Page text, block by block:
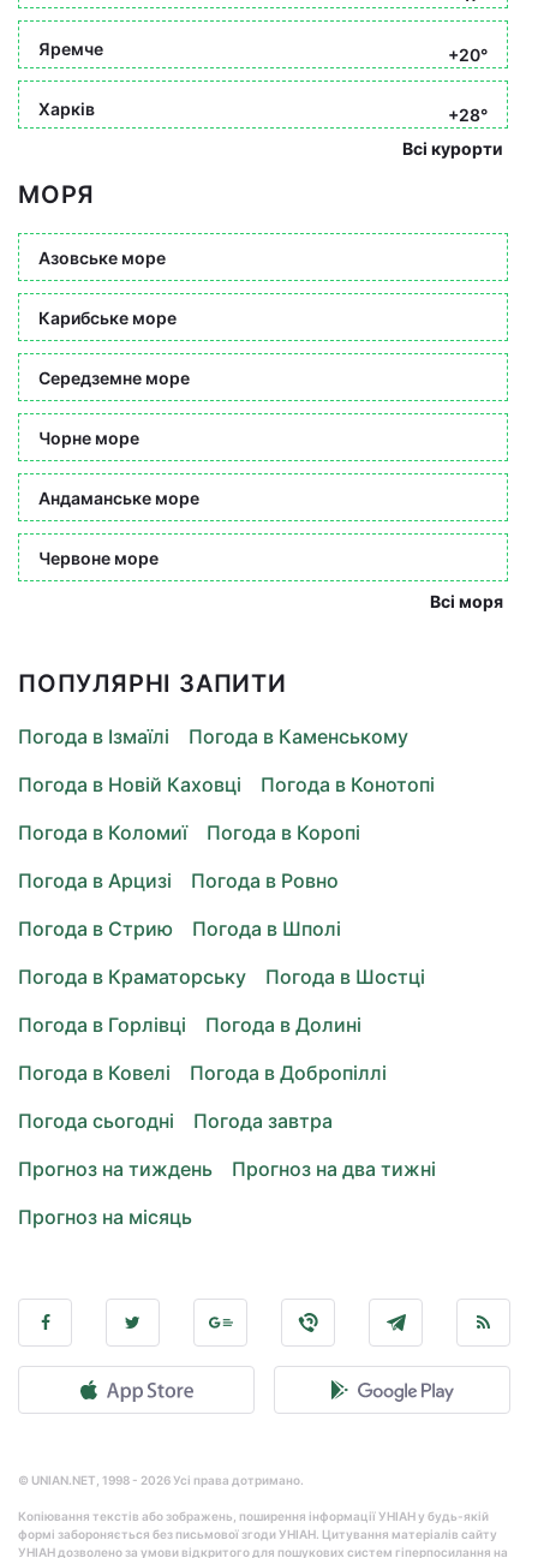
Яремче +20°
Харків
+28°
Всі курорти
МОРЯ
Азовське море
Карибське море
Середземне море
Чорне море
Андаманське море
Червоне море
Всі моря
ПОПУЛЯРНІ ЗАПИТИ
Погода в Ізмаїлі
Погода в Каменському
Погода в Новій Каховці
Погода в Конотопі
Погода в Коломиї
Погода в Коропі
Погода в Арцизі
Погода в Ровно
Погода в Стрию
Погода в Шполі
Погода в Краматорську
Погода в Шостці
Погода в Горлівці
Погода в Долині
Погода в Ковелі
Погода в Добропіллі
Погода сьогодні
Погода завтра
Прогноз на тиждень
Прогноз на два тижні
Прогноз на місяць
© UNIAN.NET, 1998 - 2026 Усі права дотримано.
Копіювання текстів або зображень, поширення інформації УНІАН у будь-якій
формі забороняється без письмової згоди УНІАН. Цитування матеріалів сайту
УНІАН дозволено за умови відкритого для пошукових систем гіперпосилання на